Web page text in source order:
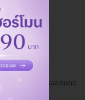
ได้รับคูปอง.
าง?
มีรุนแรงและการออกแดด